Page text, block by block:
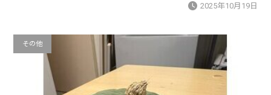
2025年10月19日
その他